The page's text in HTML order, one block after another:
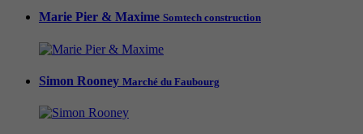
Marie Pier & Maxime Somtech construction
Simon Rooney Marché du Faubourg